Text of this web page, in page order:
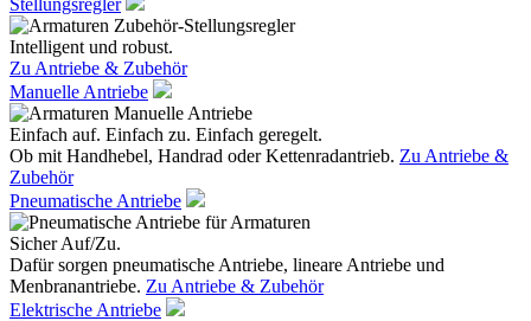
Stellungsregler
Intelligent und robust.
Zu Antriebe & Zubehör
Manuelle Antriebe
Einfach auf. Einfach zu. Einfach geregelt.
Ob mit Handhebel, Handrad oder Kettenradantrieb. Zu Antriebe &
Zubehör
Pneumatische Antriebe
Sicher Auf/Zu.
Dafür sorgen pneumatische Antriebe, lineare Antriebe und
Menbranantriebe. Zu Antriebe & Zubehör
Elektrische Antriebe